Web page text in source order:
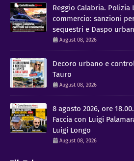
Reggio Calabria.
commercio: sanzioni
sequestri e Daspo
August 08, 2026
Decoro urbano e
Tauro
August 08, 2026
8 agosto 2026, ore
Faccia con Luigi
Luigi Longo
August 08, 2026